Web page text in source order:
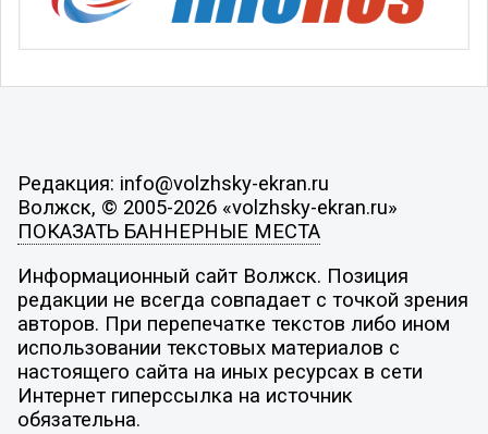
Редакция: info@volzhsky-ekran.ru
Волжск, © 2005-2026 «volzhsky-ekran.ru»
ПОКАЗАТЬ БАННЕРНЫЕ МЕСТА
Информационный сайт Волжск. Позиция
редакции не всегда совпадает с точкой зрения
авторов. При перепечатке текстов либо ином
использовании текстовых материалов с
настоящего сайта на иных ресурсах в сети
Интернет гиперссылка на источник
обязательна.